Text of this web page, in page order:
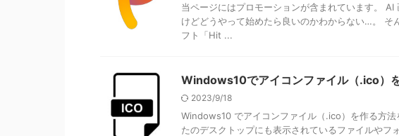
当ページにはプロモーションが含まれています。
けどどうやって始めたら良いのかわからない…。 そ
フト「Hit ...
Windows10でアイコンファイル（.ico）
2023/9/18
Windows10 でアイコンファイル（.ico）を作る方
たのデスクトップにも表示されているファイルやフ